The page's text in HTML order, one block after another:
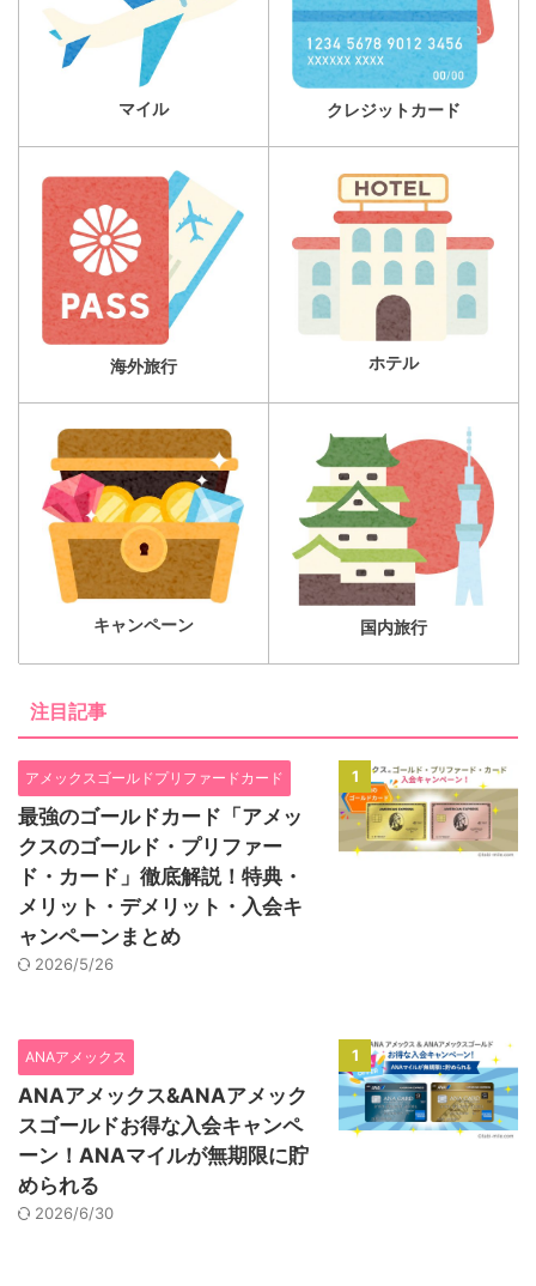
マイル クレジットカード
海外旅行 ホテル
キャンペーン 国内旅行
注目記事
1
アメックスゴールドプリファードカード
最強のゴールドカード「アメッ
クスのゴールド・プリファー
ド・カード」徹底解説！特典・
メリット・デメリット・入会キ
ャンペーンまとめ
2026/5/26
1
ANAアメックス
ANAアメックス&ANAアメック
スゴールドお得な入会キャンペ
ーン！ANAマイルが無期限に貯
められる
2026/6/30